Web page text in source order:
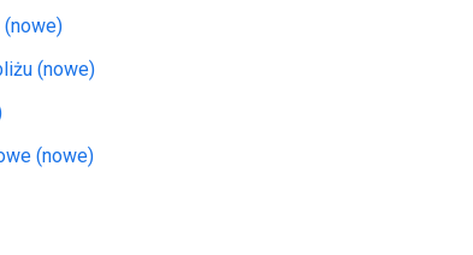
(nowe)
(nowe)
(nowe)